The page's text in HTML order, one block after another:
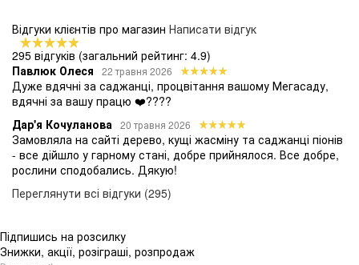
Відгуки клієнтів про магазин Написати відгук
295 відгуків (загальний рейтинг: 4.9)
Павлюк Олеся
22 травня 2026
Дуже вдячні за саджанці, процвітання вашому Мегасаду,
вдячні за вашу працю ❤️????
Дар'я Кочуланова 20 травня 2026
Замовляла на сайті дерево, кущі жасміну та саджанці піонів
- все дійшло у гарному стані, добре прийнялося. Все добре,
рослини сподобались. Дякую!
Переглянути всі відгуки (295)
Підпишись на розсилку
Знижки, акції, розіграші, розпродаж